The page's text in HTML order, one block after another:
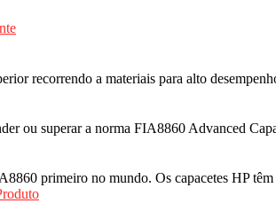
recorrendo a materiais para alto
ou superar a norma FIA8860 Advanced
primeiro no mundo. Os capacetes HP